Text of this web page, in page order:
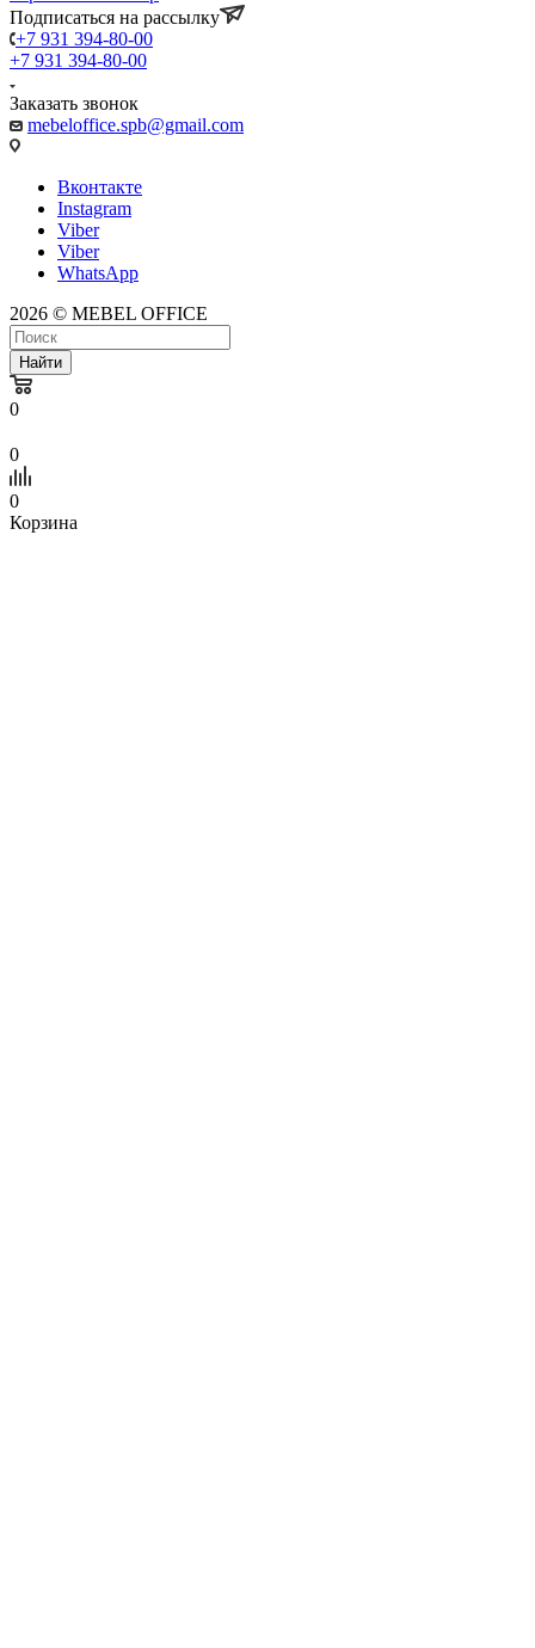
Подписаться на рассылку
+7 931 394-80-00
+7 931 394-80-00
Заказать звонок
mebeloffice.spb@gmail.com
Вконтакте
Instagram
Viber
Viber
WhatsApp
2026 © MEBEL OFFICE
Найти
0
0
0
Корзина